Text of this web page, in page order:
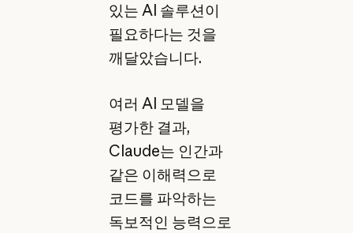
있는 AI 솔루션이
필요하다는 것을
깨달았습니다.
여러 AI 모델을
평가한 결과,
Claude는 인간과
같은 이해력으로
코드를 파악하는
독보적인 능력으로